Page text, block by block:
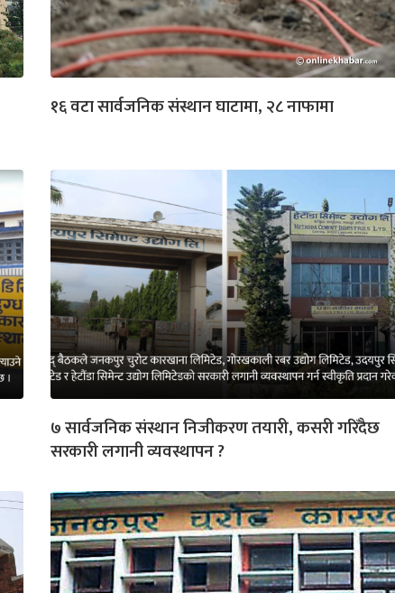
१६ वटा सार्वजनिक संस्थान घाटामा, २८ नाफामा
७ सार्वजनिक संस्थान निजीकरण तयारी, कसरी गरिँदैछ
सरकारी लगानी व्यवस्थापन ?